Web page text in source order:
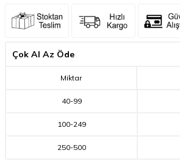
Çok Al Az Öde
Miktar
40-99
100-249
250-500